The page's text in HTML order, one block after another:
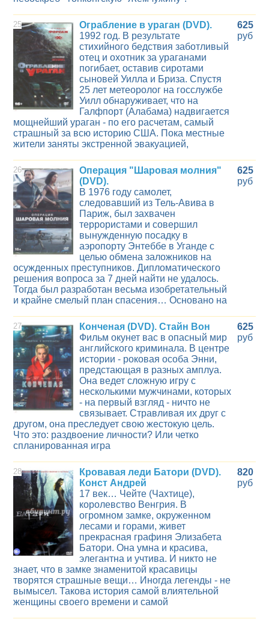
25
Ограбление в ураган (DVD).
1992 год. В результате
стихийного бедствия заботливый
отец и охотник за ураганами
погибает, оставив сиротами
сыновей Уилла и Бриза. Спустя
25 лет метеоролог на госслужбе
Уилл обнаруживает, что на
Галфпорт (Алабама) надвигается
мощнейший ураган - по его расчетам, самый
страшный за всю историю США. Пока местные
жители заняты экстренной эвакуацией,
625
руб
26
Операция "Шаровая молния"
(DVD).
В 1976 году самолет,
следовавший из Тель-Авива в
Париж, был захвачен
террористами и совершил
вынужденную посадку в
аэропорту Энтеббе в Уганде с
целью обмена заложников на
осужденных преступников. Дипломатического
решения вопроса за 7 дней найти не удалось.
Тогда был разработан весьма изобретательный
и крайне смелый план спасения… Основано на
625
руб
27
Конченая (DVD). Стайн Вон
Фильм окунет вас в опасный мир
английского криминала. В центре
истории - роковая особа Энни,
предстающая в разных амплуа.
Она ведет сложную игру с
несколькими мужчинами, которых
- на первый взгляд - ничто не
связывает. Стравливая их друг с
другом, она преследует свою жестокую цель.
Что это: раздвоение личности? Или четко
спланированная игра
625
руб
28
Кровавая леди Батори (DVD).
Конст Андрей
17 век… Чейте (Чахтице),
королевство Венгрия. В
огромном замке, окруженном
лесами и горами, живет
прекрасная графиня Элизабета
Батори. Она умна и красива,
элегантна и учтива. И никто не
знает, что в замке знаменитой красавицы
творятся страшные вещи… Иногда легенды - не
вымысел. Такова история самой влиятельной
женщины своего времени и самой
820
руб